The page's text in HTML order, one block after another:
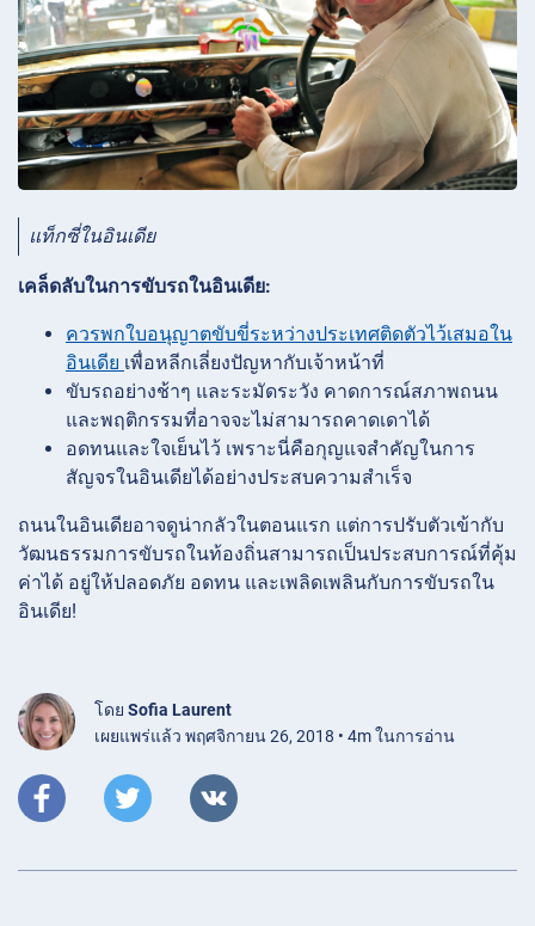
แท็กซี่ในอินเดีย
เคล็ดลับในการขับรถในอินเดีย:
ควรพกใบอนุญาตขับขี่ระหว่างประเทศติดตัวไว้เสมอใน
อินเดีย เพื่อหลีกเลี่ยงปัญหากับเจ้าหน้าที่
ขับรถอย่างช้าๆ และระมัดระวัง คาดการณ์สภาพถนน
และพฤติกรรมที่อาจจะไม่สามารถคาดเดาได้
อดทนและใจเย็นไว้ เพราะนี่คือกุญแจสำคัญในการ
สัญจรในอินเดียได้อย่างประสบความสำเร็จ
ถนนในอินเดียอาจดูน่ากลัวในตอนแรก แต่การปรับตัวเข้ากับ
วัฒนธรรมการขับรถในท้องถิ่นสามารถเป็นประสบการณ์ที่คุ้ม
ค่าได้ อยู่ให้ปลอดภัย อดทน และเพลิดเพลินกับการขับรถใน
อินเดีย!
โดย Sofia Laurent
เผยแพร่แล้ว พฤศจิกายน 26, 2018 • 4m ในการอ่าน